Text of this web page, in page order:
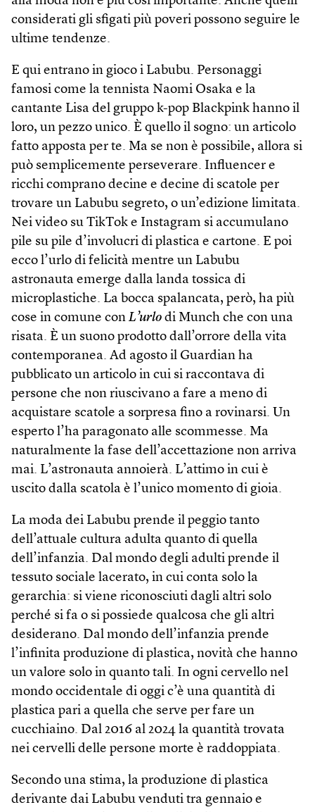
considerati gli sfigati più poveri possono seguire le
ultime tendenze.
E qui entrano in gioco i Labubu. Personaggi
famosi come la tennista Naomi Osaka e la
cantante Lisa del gruppo k-pop Blackpink hanno il
loro, un pezzo unico. È quello il sogno: un articolo
fatto apposta per te. Ma se non è possibile, allora si
può semplicemente perseverare. Influencer e
ricchi comprano decine e decine di scatole per
trovare un Labubu segreto, o un’edizione limitata.
Nei video su TikTok e Instagram si accumulano
pile su pile d’involucri di plastica e cartone. E poi
ecco l’urlo di felicità mentre un Labubu
astronauta emerge dalla landa tossica di
microplastiche. La bocca spalancata, però, ha più
cose in comune con L’urlo di Munch che con una
risata. È un suono prodotto dall’orrore della vita
contemporanea. Ad agosto il Guardian ha
pubblicato un articolo in cui si raccontava di
persone che non riuscivano a fare a meno di
acquistare scatole a sorpresa fino a rovinarsi. Un
esperto l’ha paragonato alle scommesse. Ma
naturalmente la fase dell’accettazione non arriva
mai. L’astronauta annoierà. L’attimo in cui è
uscito dalla scatola è l’unico momento di gioia.
La moda dei Labubu prende il peggio tanto
dell’attuale cultura adulta quanto di quella
dell’infanzia. Dal mondo degli adulti prende il
tessuto sociale lacerato, in cui conta solo la
gerarchia: si viene riconosciuti dagli altri solo
perché si fa o si possiede qualcosa che gli altri
desiderano. Dal mondo dell’infanzia prende
l’infinita produzione di plastica, novità che hanno
un valore solo in quanto tali. In ogni cervello nel
mondo occidentale di oggi c’è una quantità di
plastica pari a quella che serve per fare un
cucchiaino. Dal 2016 al 2024 la quantità trovata
nei cervelli delle persone morte è raddoppiata.
Secondo una stima, la produzione di plastica
derivante dai Labubu venduti tra gennaio e